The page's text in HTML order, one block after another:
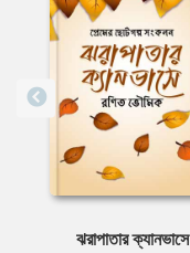
ঝরাপাতার ক্যানভাসে